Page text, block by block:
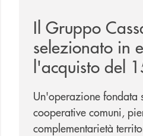
Il Gruppo
selezionato in
l'acquisto del
Cambiano 1884
Un'operazione fondata
cooperative comuni,
complementarietà